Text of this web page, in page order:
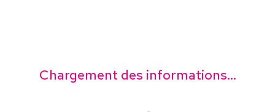
Chargement des informations...